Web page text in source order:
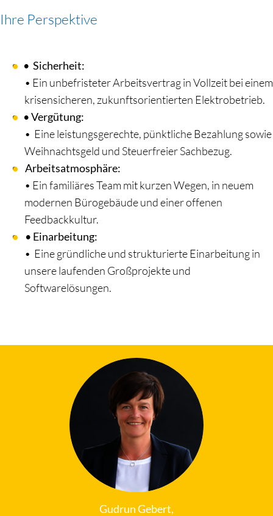
Ihre Perspektive
• Sicherheit:
• Ein unbefristeter Arbeitsvertrag in Vollzeit bei einem
krisensicheren, zukunftsorientierten Elektrobetrieb.
•Vergütung:
• Eine leistungsgerechte, pünktliche Bezahlung sowie
Weihnachtsgeld und Steuerfreier Sachbezug.
Arbeitsatmosphäre:
• Ein familiäres Team mit kurzen Wegen, in neuem
modernen Bürogebäude und einer offenen
Feedbackkultur.
• Einarbeitung:
• Eine gründliche und strukturierte Einarbeitung in
unsere laufenden Großprojekte und
Softwarelösungen.
GudrunGebert,